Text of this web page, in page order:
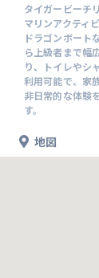
タイガービーチ
マリンアクティ
ドラゴンボート
ら上級者まで幅
り、トイレやシ
利用可能で、家
非日常的な体験
す。
地図